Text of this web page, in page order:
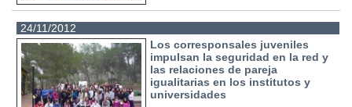
24/11/2012
Los corresponsales juveniles
impulsan la seguridad en la red y
las relaciones de pareja
igualitarias en los institutos y
universidades